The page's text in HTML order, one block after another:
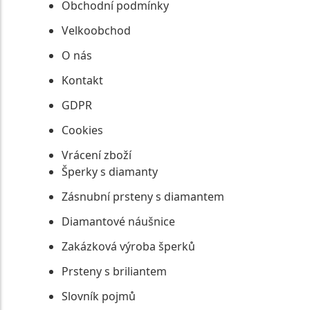
Obchodní podmínky
Velkoobchod
O nás
Kontakt
GDPR
Cookies
Vrácení zboží
Šperky s diamanty
Zásnubní prsteny s diamantem
Diamantové náušnice
Zakázková výroba šperků
Prsteny s briliantem
Slovník pojmů